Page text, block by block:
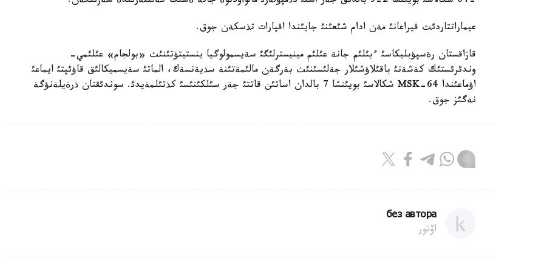
عيماراتتاردئث قيراعانئ مةن ادام شئعئنئ جايئندا اقپارات تذسكةن جوق.
قازاقستان رةسپؤبليكاسئ ءبئلئم جانة عئلئم مينيسترلئگئ سةيسمولوگيا ينستيتؤتئنئث «بولجام» عئلئمي-
وندئرئستئك كةشةنئ باقئلاؤشئلار جةلئسئنئث بةرگةن مالئمةتئنة سذيةنسةك، الماتئ سةيسميكالئق قاؤئپتئ ايماعئ
اؤماعئندا MSK-64 شكالاسئ بويئنشا 7 بالدان اساتئن قاتتئ جةر سئلكئنئسئ كذتئلمةيدئ. سوندئقتان ذرةيلةنؤگة
نةگئز جوق.
без автора
اۆتور